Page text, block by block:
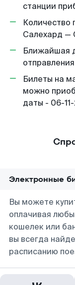
станции
Количество
Салехард —
Ближайшая
Билеты на
можно
даты - 06-
Электронные
Вы можете
оплачивая
кошелек или
вы всегда
расписанию